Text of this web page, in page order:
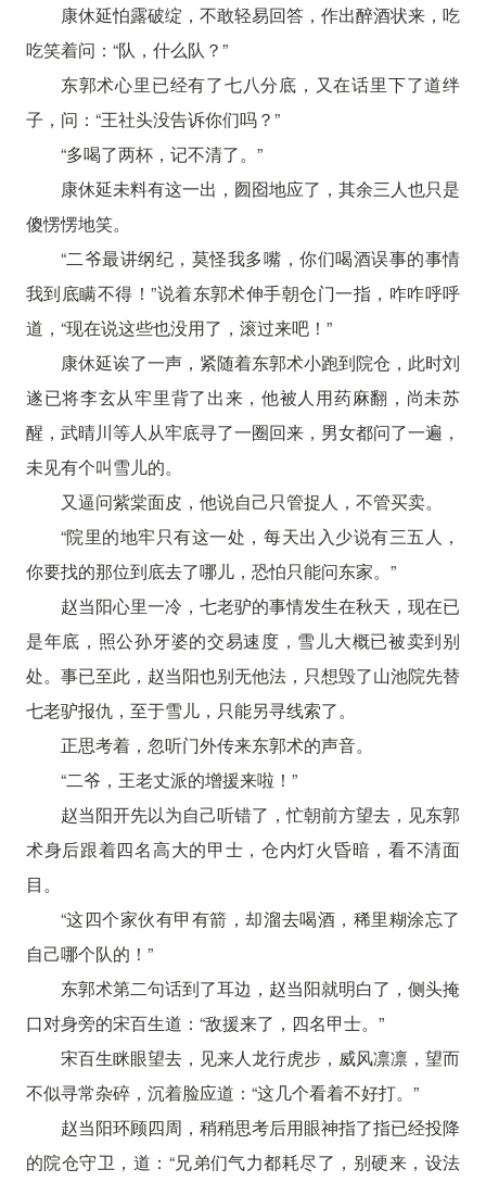
康休延怕露破绽，不敢轻易回答，作出醉酒状来，吃
吃笑着问：“队，什么队？”
东郭术心里已经有了七八分底，又在话里下了道绊
子，问：“王社头没告诉你们吗？”
“多喝了两杯，记不清了。”
康休延未料有这一出，囫囵地应了，其余三人也只是
傻愣愣地笑。
“二爷最讲纲纪，莫怪我多嘴，你们喝酒误事的事情
我到底瞒不得！”说着东郭术伸手朝仓门一指，咋咋呼呼
道，“现在说这些也没用了，滚过来吧！”
康休延诶了一声，紧随着东郭术小跑到院仓，此时刘
遂已将李玄从牢里背了出来，他被人用药麻翻，尚未苏
醒，武晴川等人从牢底寻了一圈回来，男女都问了一遍，
未见有个叫雪儿的。
又逼问紫棠面皮，他说自己只管捉人，不管买卖。
“院里的地牢只有这一处，每天出入少说有三五人，
你要找的那位到底去了哪儿，恐怕只能问东家。”
赵当阳心里一冷，七老驴的事情发生在秋天，现在已
是年底，照公孙牙婆的交易速度，雪儿大概已被卖到别
处。事已至此，赵当阳也别无他法，只想毁了山池院先替
七老驴报仇，至于雪儿，只能另寻线索了。
正思考着，忽听门外传来东郭术的声音。
“二爷，王老丈派的增援来啦！”
赵当阳开先以为自己听错了，忙朝前方望去，见东郭
术身后跟着四名高大的甲士，仓内灯火昏暗，看不清面
目。
“这四个家伙有甲有箭，却溜去喝酒，稀里糊涂忘了
自己哪个队的！”
东郭术第二句话到了耳边，赵当阳就明白了，侧头掩
口对身旁的宋百生道：“敌援来了，四名甲士。”
宋百生眯眼望去，见来人龙行虎步，威风凛凛，望而
不似寻常杂碎，沉着脸应道：“这几个看着不好打。”
赵当阳环顾四周，稍稍思考后用眼神指了指已经投降
的院仓守卫，道：“兄弟们气力都耗尽了，别硬来，设法